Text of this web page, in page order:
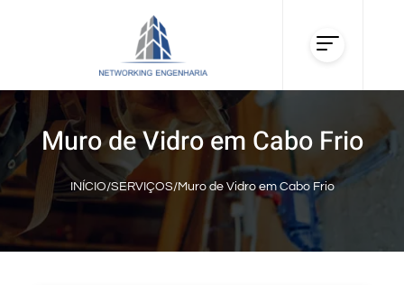
Muro de Vidro em Cabo Frio
INÍCIO/SERVIÇOS/Muro de Vidro em Cabo Frio